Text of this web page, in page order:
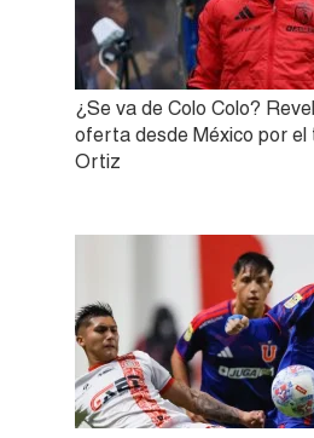
¿Se va de Colo Colo?
oferta desde México por el
Ortiz